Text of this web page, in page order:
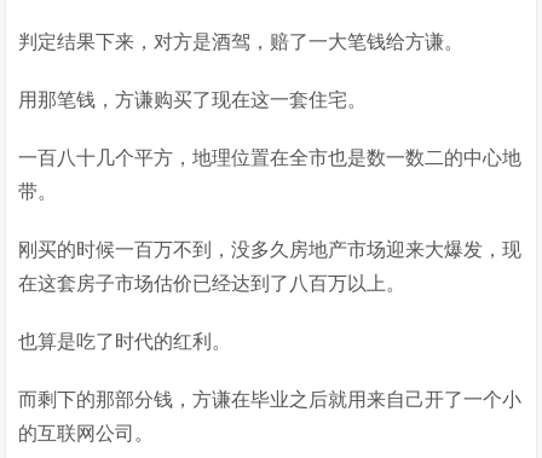
判定结果下来，对方是酒驾，赔了一大笔钱给方谦。
用那笔钱，方谦购买了现在这一套住宅。
一百八十几个平方，地理位置在全市也是数一数二的中心地
带。
刚买的时候一百万不到，没多久房地产市场迎来大爆发，现
在这套房子市场估价已经达到了八百万以上。
也算是吃了时代的红利。
而剩下的那部分钱，方谦在毕业之后就用来自己开了一个小
的互联网公司。